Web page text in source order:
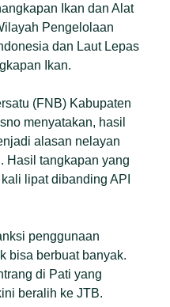
Ikan dan Alat
Pengelolaan
dan Laut Lepas
Ikan.
(FNB) Kabupaten
menyatakan, hasil
alasan nelayan
Hasil tangkapan yang
lipat dibanding API
penggunaan
bisa berbuat banyak.
di Pati yang
beralih ke JTB.